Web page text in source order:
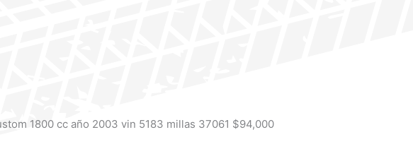
1800 cc año 2003 vin 5183 millas 37061 $94,000